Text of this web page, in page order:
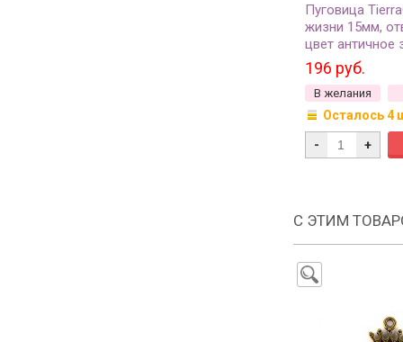
Пуговица
жизни 15мм,
цвет античное
6562-26, 1шт
196 руб.
В желания
Осталось 4
- +
С ЭТИМ